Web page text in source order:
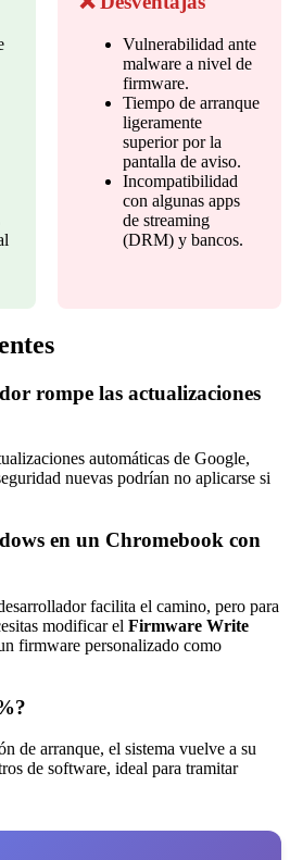
Vulnerabilidad ante
malware a nivel de
firmware.
Tiempo de arranque
ligeramente
superior por la
pantalla de aviso.
Incompatibilidad
con algunas apps
de streaming
(DRM) y bancos.
rompe las actualizaciones
automáticas de Google,
nuevas podrían no aplicarse si
en un Chromebook con
facilita el camino, pero para
modificar el Firmware Write
firmware personalizado como
de arranque, el sistema vuelve a su
de software, ideal para tramitar